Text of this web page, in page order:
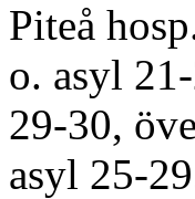
Piteå
o. asyl
29-30,
asyl 25-